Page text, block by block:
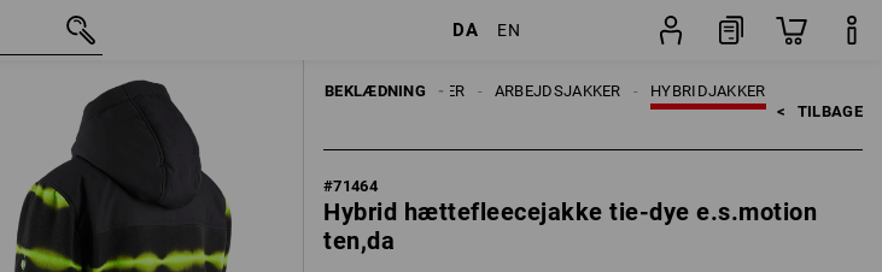
DA EN
BEKLÆDNING HYBRIDJAKKER
ARBEJDSJAKKER
DAMER
< TILBAGE
#71464
Hybrid hættefleecejakke tie-dye e.s.motion
ten,da
350,00 kr.